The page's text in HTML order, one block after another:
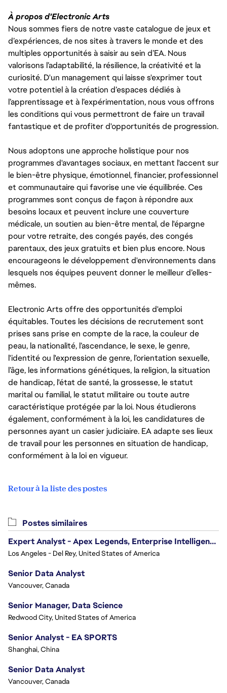
À propos d'Electronic Arts
Nous sommes fiers de notre vaste catalogue de jeux et
d’expériences, de nos sites à travers le monde et des
multiples opportunités à saisir au sein d’EA. Nous
valorisons l’adaptabilité, la résilience, la créativité et la
curiosité. D'un management qui laisse s'exprimer tout
votre potentiel à la création d’espaces dédiés à
l’apprentissage et à l’expérimentation, nous vous offrons
les conditions qui vous permettront de faire un travail
fantastique et de profiter d'opportunités de progression.
Nous adoptons une approche holistique pour nos
programmes d'avantages sociaux, en mettant l'accent sur
le bien-être physique, émotionnel, financier, professionnel
et communautaire qui favorise une vie équilibrée. Ces
programmes sont conçus de façon à répondre aux
besoins locaux et peuvent inclure une couverture
médicale, un soutien au bien-être mental, de l'épargne
pour votre retraite, des congés payés, des congés
parentaux, des jeux gratuits et bien plus encore. Nous
encourageons le développement d'environnements dans
lesquels nos équipes peuvent donner le meilleur d’elles-
mêmes.
Electronic Arts offre des opportunités d'emploi
équitables. Toutes les décisions de recrutement sont
prises sans prise en compte de la race, la couleur de
peau, la nationalité, l’ascendance, le sexe, le genre,
l'identité ou l'expression de genre, l’orientation sexuelle,
l’âge, les informations génétiques, la religion, la situation
de handicap, l'état de santé, la grossesse, le statut
marital ou familial, le statut militaire ou toute autre
caractéristique protégée par la loi. Nous étudierons
également, conformément à la loi, les candidatures de
personnes ayant un casier judiciaire. EA adapte ses lieux
de travail pour les personnes en situation de handicap,
conformément à la loi en vigueur.
Retour à la liste des postes
Postes similaires
Expert Analyst - Apex Legends, Enterprise Intelligence (EI)
Los Angeles - Del Rey, United States of America
Senior Data Analyst
Vancouver, Canada
Senior Manager, Data Science
Redwood City, United States of America
Senior Analyst - EA SPORTS
Shanghai, China
Senior Data Analyst
Vancouver, Canada